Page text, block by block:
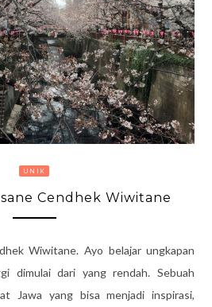
UNIK
Cendhek Wiwitane
Wiwitane. Ayo belajar ungkapan
dimulai dari yang rendah. Sebuah
Jawa yang bisa menjadi inspirasi,